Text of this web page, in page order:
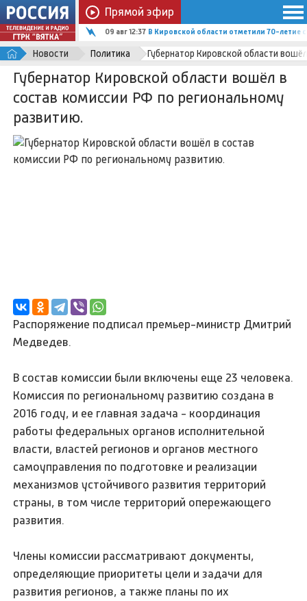
Прямой эфир
09 авг 12:37 В Кировской области отметили 70-летие
Новости Политика Губернатор Кировской области
Губернатор Кировской области вошёл в
состав комиссии РФ по региональному
развитию.
Распоряжение подписал премьер-министр Дмитрий
Медведев.
В состав комиссии были включены еще 23 человека.
Комиссия по региональному развитию создана в
2016 году, и ее главная задача - координация
работы федеральных органов исполнительной
власти, властей регионов и органов местного
самоуправления по подготовке и реализации
механизмов устойчивого развития территорий
страны, в том числе территорий опережающего
развития.
Члены комиссии рассматривают документы,
определяющие приоритеты цели и задачи для
развития регионов, а также планы по их